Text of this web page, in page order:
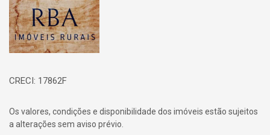
CRECI: 17862F
Os valores, condições e disponibilidade dos imóveis estão sujeitos
a alterações sem aviso prévio.